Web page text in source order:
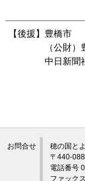
【後援】豊橋市
（公財）豊
中日新聞
お問合せ
穂の国と
〒440-
電話番号
ファック